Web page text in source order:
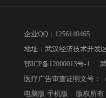
企业QQ：1256140465
地址：武汉经济技术开发
鄂ICP备12000013号-1
医疗广告审查证明文号：
电脑版手机版
版权所